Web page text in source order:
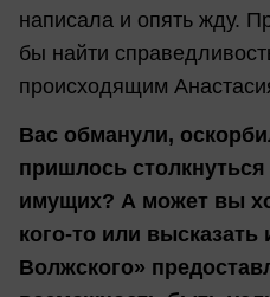
написала и опять жду.
бы найти
происходящим
Вас обманули,
пришлось
имущих? А может вы
кого-то или
Волжского»